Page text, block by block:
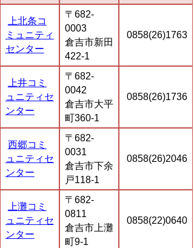
上北条コ
ミュニティ
センター
〒682-
0003
倉吉市新田
422-1
0858(26)1763
上井コミ
ュニティセ
ンター
〒682-
0042
倉吉市大平
町360-1
0858(26)1736
西郷コミ
ュニティセ
ンター
〒682-
0031
倉吉市下余
戸118-1
0858(26)2046
上灘コミ
ュニティセ
ンター
〒682-
0811
倉吉市上灘
町9-1
0858(22)0640